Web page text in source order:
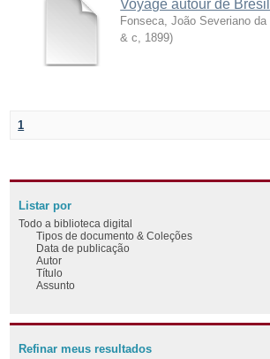
Voyage autour de Brésil
Fonseca, João Severiano da
& c
1899)
1
Listar por
Todo a biblioteca digital
Tipos de documento & Coleções
Data de publicação
Autor
Título
Assunto
Refinar meus resultados